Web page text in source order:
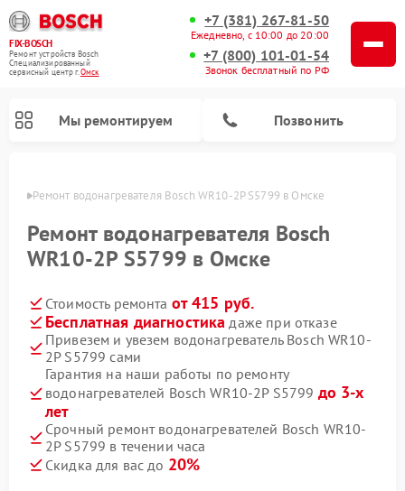
FIX-BOSCH
Ремонт устройств Bosch
Специализированный
cервисный центр г.Омск
+7 (381) 267-81-50
Ежедневно, с 10:00 до 20:00
+7 (800) 101-01-54
Звонок бесплатный по РФ
Мы ремонтируем Позвонить
Ремонт водонагревателя Bosch WR10-2P S5799 в Омске
Ремонт водонагревателя Bosch
WR10-2P S5799 в Омске
Стоимость ремонта от 415 руб.
Бесплатная диагностика даже при отказе
Привезем и увезем водонагреватель Bosch WR10-
2P S5799 сами
Гарантия на наши работы по ремонту
водонагревателей Bosch WR10-2P S5799 до 3-х
лет
Срочный ремонт водонагревателей Bosch WR10-
2P S5799 в течении часа
Скидка для вас до 20%